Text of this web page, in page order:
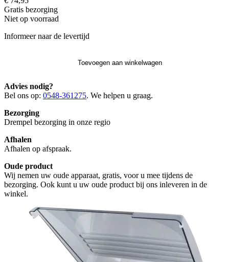
Gratis bezorging
Niet op voorraad
Informeer naar de levertijd
Toevoegen aan winkelwagen
Advies nodig?
Bel ons op: 0548-361275. We helpen u graag.
Bezorging
Drempel bezorging in onze regio
Afhalen
Afhalen op afspraak.
Oude product
Wij nemen uw oude apparaat, gratis, voor u mee tijdens de
bezorging. Ook kunt u uw oude product bij ons inleveren in de
winkel.